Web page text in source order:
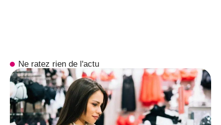
Ne ratez rien de l'actu